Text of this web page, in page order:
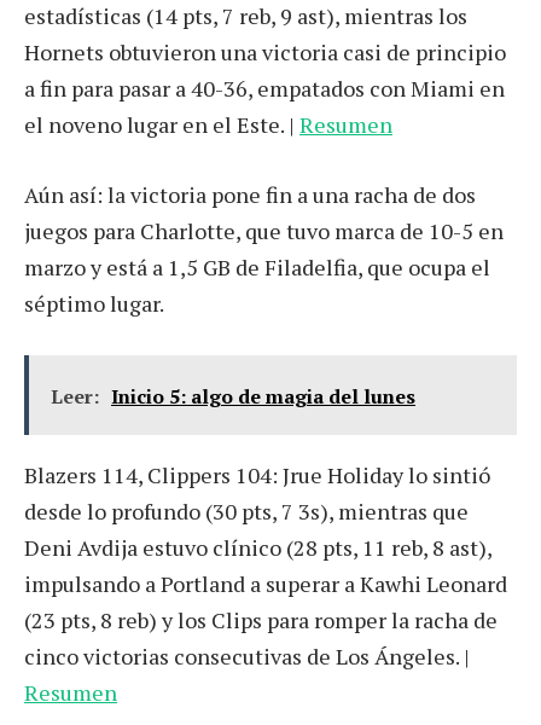
estadísticas (14 pts, 7 reb, 9 ast), mientras los
Hornets obtuvieron una victoria casi de principio
a fin para pasar a 40-36, empatados con Miami en
el noveno lugar en el Este. | Resumen
Aún así: la victoria pone fin a una racha de dos
juegos para Charlotte, que tuvo marca de 10-5 en
marzo y está a 1,5 GB de Filadelfia, que ocupa el
séptimo lugar.
Leer: Inicio 5: algo de magia del lunes
Blazers 114, Clippers 104: Jrue Holiday lo sintió
desde lo profundo (30 pts, 7 3s), mientras que
Deni Avdija estuvo clínico (28 pts, 11 reb, 8 ast),
impulsando a Portland a superar a Kawhi Leonard
(23 pts, 8 reb) y los Clips para romper la racha de
cinco victorias consecutivas de Los Ángeles. |
Resumen